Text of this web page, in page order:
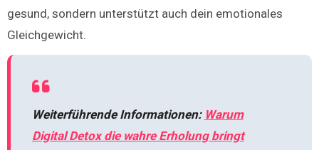
gesund, sondern unterstützt auch dein emotionales
Gleichgewicht.
Weiterführende Informationen: Warum
Digital Detox die wahre Erholung bringt